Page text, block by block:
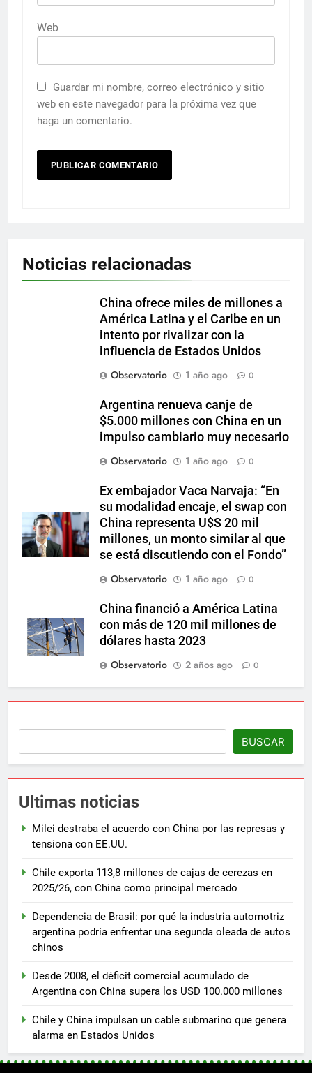
Web
Guardar mi nombre, correo electrónico y sitio
web en este navegador para la próxima vez que
haga un comentario.
Noticias relacionadas
China ofrece miles de millones a
América Latina y el Caribe en un
intento por rivalizar con la
influencia de Estados Unidos
Observatorio
1 año ago 0
Argentina renueva canje de
$5.000 millones con China en un
impulso cambiario muy necesario
Observatorio
1 año ago 0
Ex embajador Vaca Narvaja: “En
su modalidad encaje, el swap con
China representa U$S 20 mil
millones, un monto similar al que
se está discutiendo con el Fondo”
Observatorio
1 año ago 0
China financió a América Latina
con más de 120 mil millones de
dólares hasta 2023
Observatorio
2 años ago 0
BUSCAR
Ultimas noticias
Milei destraba el acuerdo con China por las represas y
tensiona con EE.UU.
Chile exporta 113,8 millones de cajas de cerezas en
2025/26, con China como principal mercado
Dependencia de Brasil: por qué la industria automotriz
argentina podría enfrentar una segunda oleada de autos
chinos
Desde 2008, el déficit comercial acumulado de
Argentina con China supera los USD 100.000 millones
Chile y China impulsan un cable submarino que genera
alarma en Estados Unidos